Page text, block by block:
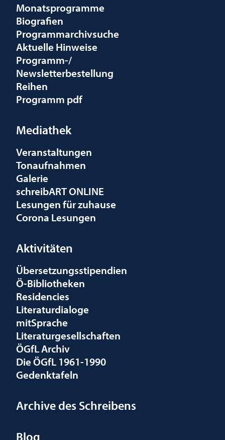
Monatsprogramme
Biografien
Programmarchivsuche
Aktuelle Hinweise
Programm-/
Newsletterbestellung
Reihen
Programm pdf
Mediathek
Veranstaltungen
Tonaufnahmen
Galerie
schreibART ONLINE
Lesungen für zuhause
Corona Lesungen
Aktivitäten
Übersetzungsstipendien
Ö-Bibliotheken
Residencies
Literaturdialoge
mitSprache
Literaturgesellschaften
ÖGfL Archiv
Die ÖGfL 1961-1990
Gedenktafeln
Archive des Schreibens
Blog